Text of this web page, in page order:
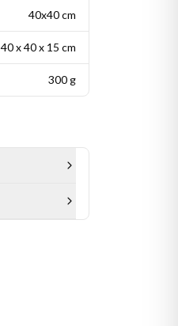
40x40 cm
40 x 40 x 15 cm
300 g